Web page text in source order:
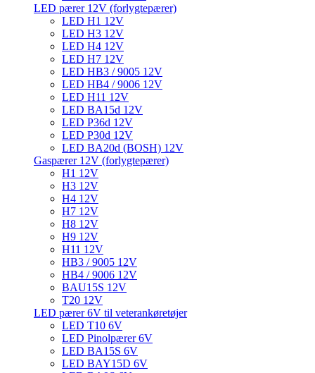
LED pærer 12V (forlygtepærer)
LED H1 12V
LED H3 12V
LED H4 12V
LED H7 12V
LED HB3 / 9005 12V
LED HB4 / 9006 12V
LED H11 12V
LED BA15d 12V
LED P36d 12V
LED P30d 12V
LED BA20d (BOSH) 12V
Gaspærer 12V (forlygtepærer)
H1 12V
H3 12V
H4 12V
H7 12V
H8 12V
H9 12V
H11 12V
HB3 / 9005 12V
HB4 / 9006 12V
BAU15S 12V
T20 12V
LED pærer 6V til veterankøretøjer
LED T10 6V
LED Pinolpærer 6V
LED BA15S 6V
LED BAY15D 6V